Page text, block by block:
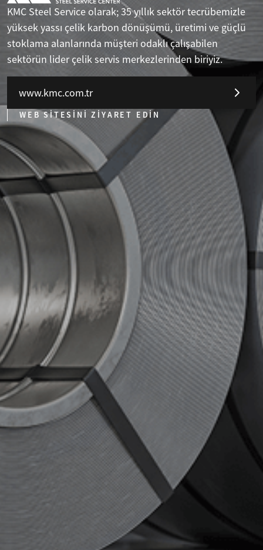
KMC Steel Service olarak; 35 yıllık sektör tecrübemizle
yüksek yassı çelik karbon dönüşümü, üretimi ve güçlü
stoklama alanlarında müşteri odaklı çalışabilen
sektörün lider çelik servis merkezlerinden biriyiz.
www.kmc.com.tr
WEB SİTESİNİ ZİYARET EDİN